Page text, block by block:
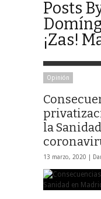
Posts
¡Zas!
Opinión
la
13 marzo, 2020 |